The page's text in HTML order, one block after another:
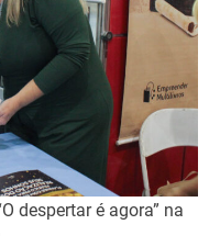
despertar é agora” na